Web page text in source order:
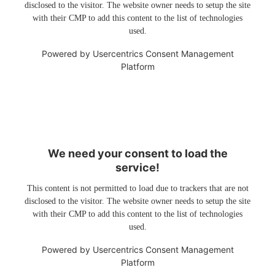
disclosed to the visitor. The website owner needs to setup the site
with their CMP to add this content to the list of technologies
used.
Powered by Usercentrics Consent Management
Platform
We need your consent to load the
service!
This content is not permitted to load due to trackers that are not
disclosed to the visitor. The website owner needs to setup the site
with their CMP to add this content to the list of technologies
used.
Powered by Usercentrics Consent Management
Platform